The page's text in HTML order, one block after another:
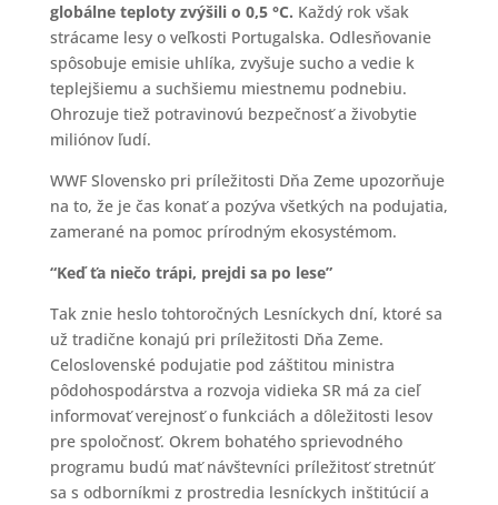
globálne teploty zvýšili o 0,5 °C. Každý rok však
strácame lesy o veľkosti Portugalska. Odlesňovanie
spôsobuje emisie uhlíka, zvyšuje sucho a vedie k
teplejšiemu a suchšiemu miestnemu podnebiu.
Ohrozuje tiež potravinovú bezpečnosť a živobytie
miliónov ľudí.
WWF Slovensko pri príležitosti Dňa Zeme upozorňuje
na to, že je čas konať a pozýva všetkých na podujatia,
zamerané na pomoc prírodným ekosystémom.
“Keď ťa niečo trápi, prejdi sa po lese”
Tak znie heslo tohtoročných Lesníckych dní, ktoré sa
už tradične konajú pri príležitosti Dňa Zeme.
Celoslovenské podujatie pod záštitou ministra
pôdohospodárstva a rozvoja vidieka SR má za cieľ
informovať verejnosť o funkciách a dôležitosti lesov
pre spoločnosť. Okrem bohatého sprievodného
programu budú mať návštevníci príležitosť stretnúť
sa s odborníkmi z prostredia lesníckych inštitúcií a